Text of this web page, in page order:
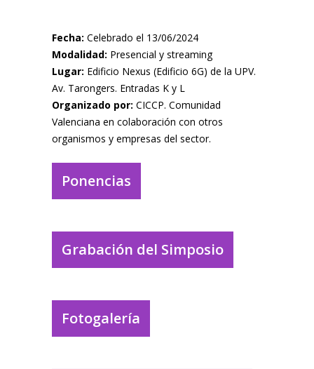
Fecha: Celebrado el 13/06/2024
Modalidad: Presencial y streaming
Lugar: Edificio Nexus (Edificio 6G) de la UPV.
Av. Tarongers. Entradas K y L
Organizado por: CICCP. Comunidad
Valenciana en colaboración con otros
organismos y empresas del sector.
Ponencias
Grabación del Simposio
Fotogalería